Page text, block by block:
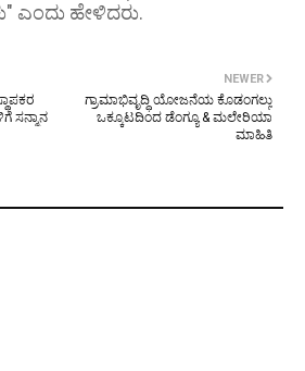
ಎಂದು ಹೇಳಿದರು.
NEWER
ಗ್ರಾಮಾಭಿವೃದ್ಧಿ ಯೋಜನೆಯ ಕೊಡಂಗಲ್ಲು
ಒಕ್ಕೂಟದಿಂದ ಡೆಂಗ್ಯೂ & ಮಲೇರಿಯಾ
ಮಾಹಿತಿ
ಸನ್ಮಾನ